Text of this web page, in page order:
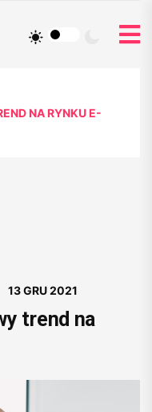
NA RYNKU E-
13 GRU 2021
trend na